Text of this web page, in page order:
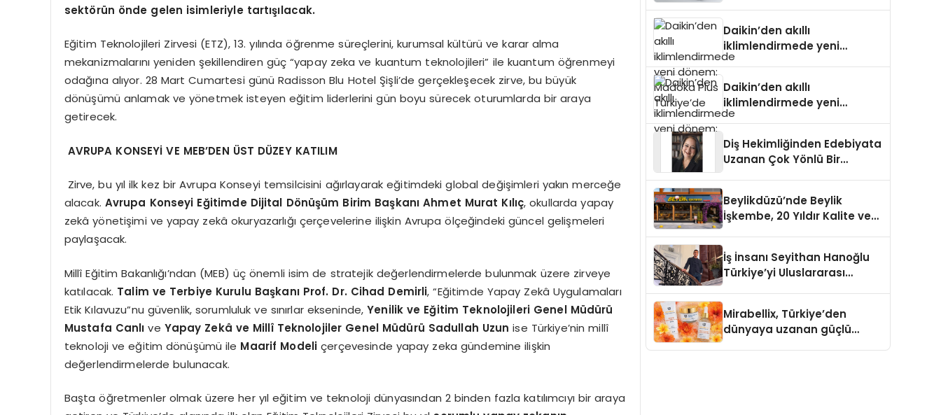
sektörün önde gelen isimleriyle tartışılacak.
Eğitim Teknolojileri Zirvesi (ETZ), 13. yılında öğrenme süreçlerini, kurumsal kültürü ve karar alma
mekanizmalarını yeniden şekillendiren güç “yapay zeka ve kuantum teknolojileri” ile kuantum öğrenmeyi
odağına alıyor. 28 Mart Cumartesi günü Radisson Blu Hotel Şişli’de gerçekleşecek zirve, bu büyük
dönüşümü anlamak ve yönetmek isteyen eğitim liderlerini gün boyu sürecek oturumlarda bir araya
getirecek.
AVRUPA KONSEYİVE MEB’DEN ÜST DÜZEY KATILIM
Zirve, bu yıl ilk kez bir Avrupa Konseyi temsilcisini ağırlayarak eğitimdeki global değişimleri yakın merceğe
alacak. Avrupa Konseyi Eğitimde Dijital Dönüşüm Birim Başkanı Ahmet Murat Kılıç, okullarda yapay
zekâ yönetişimi ve yapay zekâ okuryazarlığı çerçevelerine ilişkin Avrupa ölçeğindeki güncel gelişmeleri
paylaşacak.
Millî Eğitim Bakanlığı’ndan (MEB) üç önemli isim de stratejik değerlendirmelerde bulunmak üzere zirveye
katılacak. Talim ve Terbiye Kurulu Başkanı Prof. Dr. Cihad Demirli, “Eğitimde Yapay Zekâ Uygulamaları
Etik Kılavuzu”nu güvenlik, sorumluluk ve sınırlar ekseninde,Yenilik ve Eğitim Teknolojileri Genel Müdürü
Mustafa Canlı ve Yapay Zekâ ve Millî Teknolojiler Genel Müdürü Sadullah Uzun ise Türkiye’nin millî
teknoloji ve eğitim dönüşümü ile Maarif Modeli çerçevesinde yapay zeka gündemine ilişkin
değerlendirmelerde bulunacak.
Başta öğretmenler olmak üzere her yıl eğitim ve teknoloji dünyasından 2 binden fazla katılımcıyı bir araya
Daikin’den akıllı
iklimlendirmede yeni
dönem: Madoka Plus
Daikin’den akıllı
iklimlendirmede yeni
dönem: Madoka Plus
Diş Hekimliğinden Edebiyata
Uzanan Çok Yönlü Bir
Beylikdüzü’nde Beylik
İşkembe, 20 Yıldır Kalite ve
İş İnsanı Seyithan Hanoğlu
Türkiye’yi Uluslararası
Mirabellix, Türkiye’den
dünyaya uzanan güçlü